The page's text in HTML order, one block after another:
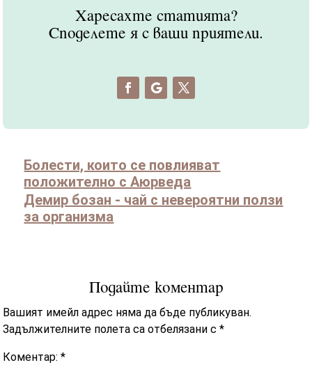
Харесахте статията?
Споделете я с ваши приятели.
Болести, които се повлияват
положително с Аюрведа
Демир бозан - чай с невероятни ползи
за организма
Подайте коментар
Вашият имейл адрес няма да бъде публикуван.
Задължителните полета са отбелязани с*
Коментар:*